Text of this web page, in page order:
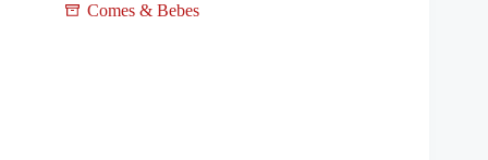
Comes & Bebes